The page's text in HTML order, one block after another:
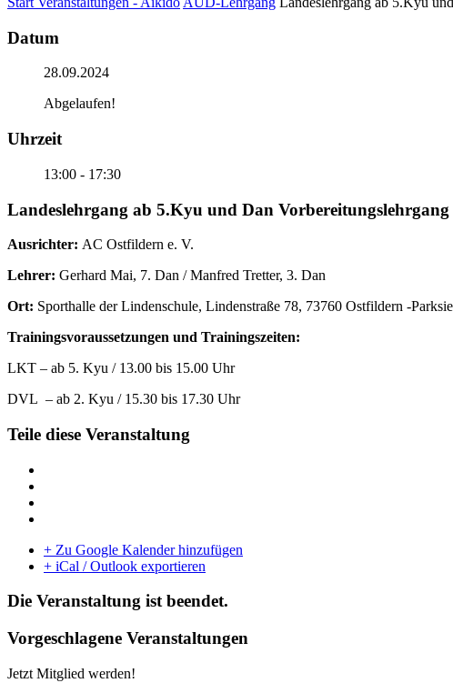
Datum
28.09.2024
Abgelaufen!
Uhrzeit
13:00 - 17:30
Landeslehrgang ab 5.Kyu und Dan
Ausrichter: AC Ostfildern e. V.
Lehrer: Gerhard Mai, 7. Dan / Manfred Tretter, 3. Dan
Ort: Sporthalle der Lindenschule, Lindenstraße 78, 73760 Ostfildern -
Trainingsvoraussetzungen und Trainingszeiten:
LKT – ab 5. Kyu / 13.00 bis 15.00 Uhr
DVL – ab 2. Kyu / 15.30 bis 17.30 Uhr
Teile diese Veranstaltung
+ Zu Google Kalender hinzufügen
+ iCal / Outlook exportieren
Die Veranstaltung ist beendet.
Vorgeschlagene Veranstaltungen
Jetzt Mitglied werden!